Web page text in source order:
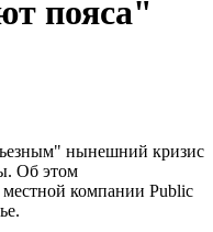
пояса"
нынешний кризис
Об этом
местной компании Public